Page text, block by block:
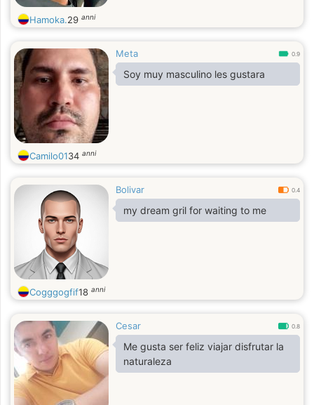
Hamoka.29 anni
Meta 0.9
Soy muy masculino les gustara
Camilo0134 anni
Bolivar 0.4
my dream gril for waiting to me
Cogggogfif18 anni
Cesar 0.8
Me gusta ser feliz viajar disfrutar la
naturaleza